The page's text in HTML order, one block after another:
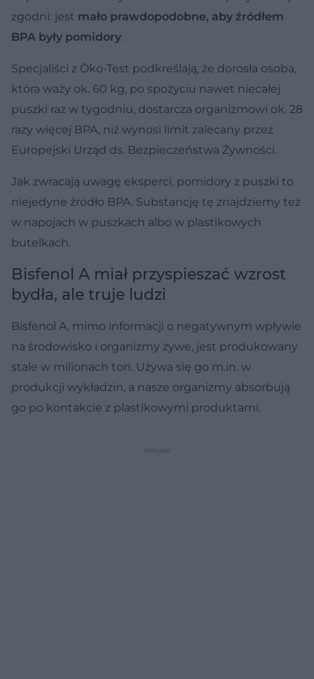
zgodni: jest mało prawdopodobne, aby źródłem
BPA były pomidory.
Specjaliści z Öko-Test podkreślają, że dorosła osoba,
która waży ok. 60 kg, po spożyciu nawet niecałej
puszki raz w tygodniu, dostarcza organizmowi ok. 28
razy więcej BPA, niż wynosi limit zalecany przez
Europejski Urząd ds. Bezpieczeństwa Żywności.
Jak zwracają uwagę eksperci, pomidory z puszki to
niejedyne źródło BPA. Substancję tę znajdziemy też
w napojach w puszkach albo w plastikowych
butelkach.
Bisfenol A miał przyspieszać wzrost
bydła, ale truje ludzi
Bisfenol A, mimo informacji o negatywnym wpływie
na środowisko i organizmy żywe, jest produkowany
stale w milionach ton. Używa się go m.in. w
produkcji wykładzin, a nasze organizmy absorbują
go po kontakcie z plastikowymi produktami.